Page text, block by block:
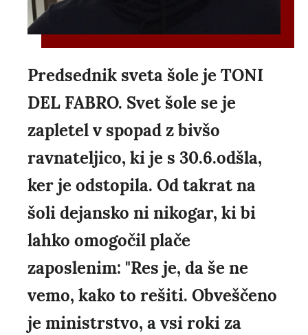
Predsednik sveta šole je TONI
DEL FABRO. Svet šole se je
zapletel v spopad z bivšo
ravnateljico, ki je s 30.6.odšla,
ker je odstopila. Od takrat na
šoli dejansko ni nikogar, ki bi
lahko omogočil plače
zaposlenim: "Res je, da še ne
vemo, kako to rešiti. Obveščeno
je ministrstvo, a vsi roki za